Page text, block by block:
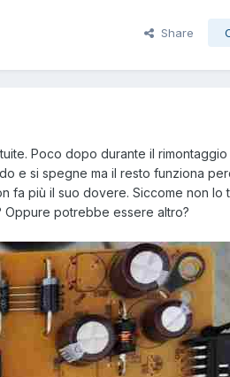
Share
Poco dopo durante il
e si spegne ma il resto funziona
fa più il suo dovere. Siccome non lo
Oppure potrebbe essere altro?